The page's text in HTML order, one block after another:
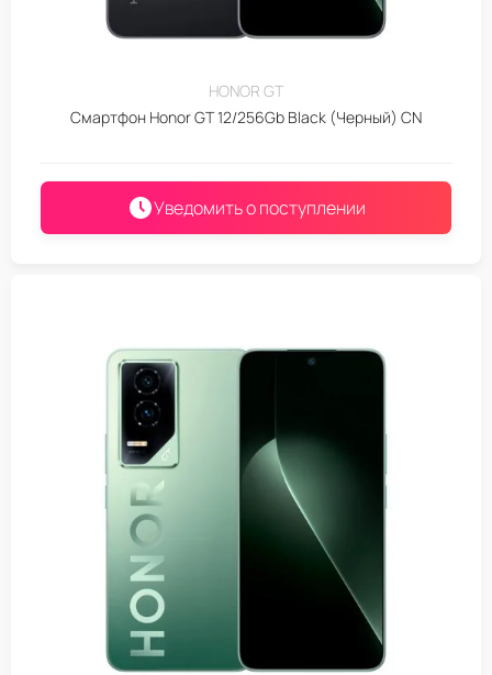
HONOR GT
Смартфон Honor GT 12/256Gb Black (Черный) CN
Уведомить о поступлении